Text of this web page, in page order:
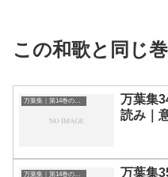
この和歌と同じ
万葉集｜第14巻の和歌一覧
万葉集
読み｜
万葉集｜第14巻の和歌一覧
万葉集